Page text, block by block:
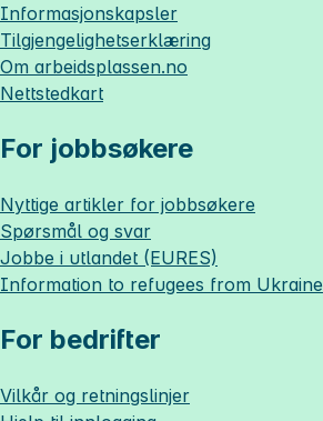
Informasjonskapsler
Tilgjengelighetserklæring
Om arbeidsplassen.no
Nettstedkart
For jobbsøkere
Nyttige artikler for jobbsøkere
Spørsmål og svar
Jobbe i utlandet (EURES)
Information to refugees from Ukraine
For bedrifter
Vilkår og retningslinjer